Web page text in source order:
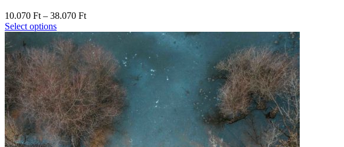
10.070 Ft – 38.070 Ft
Select options